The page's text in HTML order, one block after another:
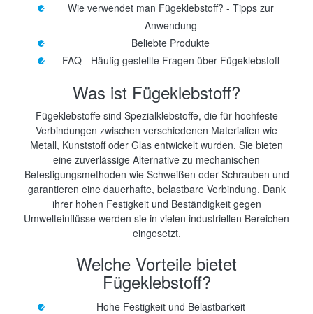
Wie verwendet man Fügeklebstoff? - Tipps zur
Anwendung
Beliebte Produkte
FAQ - Häufig gestellte Fragen über Fügeklebstoff
Was ist Fügeklebstoff?
Fügeklebstoffe sind Spezialklebstoffe, die für hochfeste
Verbindungen zwischen verschiedenen Materialien wie
Metall, Kunststoff oder Glas entwickelt wurden. Sie bieten
eine zuverlässige Alternative zu mechanischen
Befestigungsmethoden wie Schweißen oder Schrauben und
garantieren eine dauerhafte, belastbare Verbindung. Dank
ihrer hohen Festigkeit und Beständigkeit gegen
Umwelteinflüsse werden sie in vielen industriellen Bereichen
eingesetzt.
Welche Vorteile bietet
Fügeklebstoff?
Hohe Festigkeit und Belastbarkeit